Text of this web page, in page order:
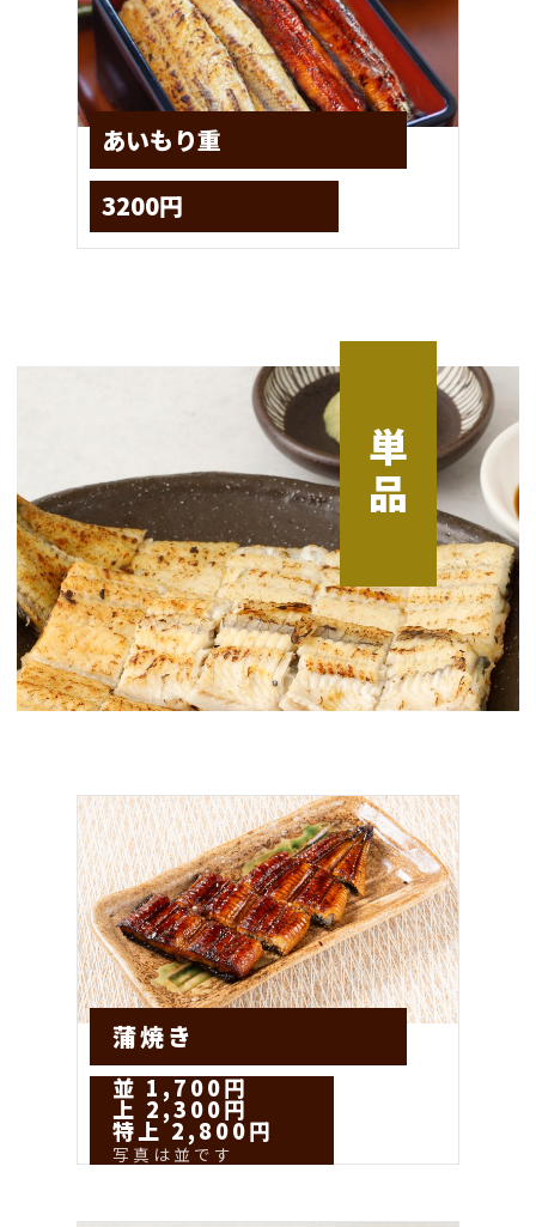
あいもり重
3200円
単品
蒲焼き
並 1,700円
上 2,300円
特上 2,800円
写真は並です